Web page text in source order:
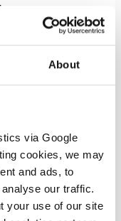
About
via Google
cookies, we may
and ads, to
our traffic.
your use of our site
en op te